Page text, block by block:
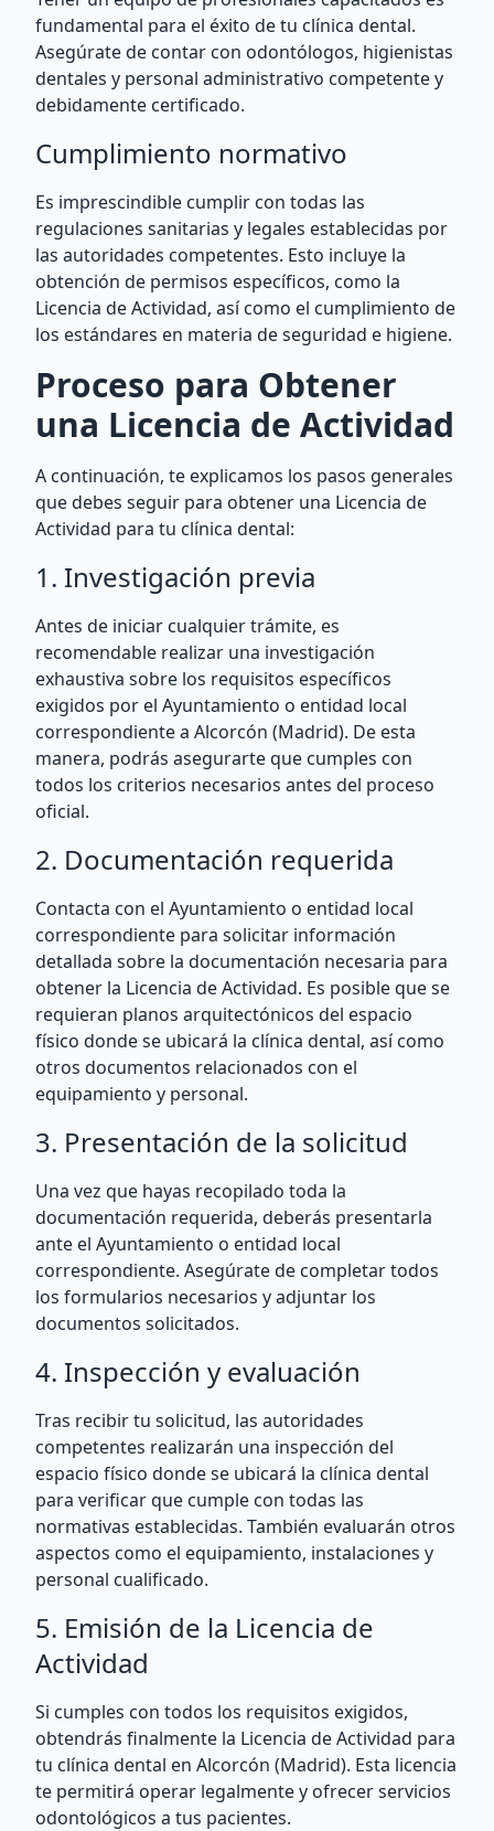
fundamental para el éxito de tu clínica dental.
Asegúrate de contar con odontólogos, higienistas
dentales y personal administrativo competente y
debidamente certificado.
Cumplimiento normativo
Es imprescindible cumplir con todas las
regulaciones sanitarias y legales establecidas por
las autoridades competentes. Esto incluye la
obtención de permisos específicos, como la
Licencia de Actividad, así como el cumplimiento de
los estándares en materia de seguridad e higiene.
Proceso para Obtener
una Licencia de Actividad
A continuación, te explicamos los pasos generales
que debes seguir para obtener una Licencia de
Actividad para tu clínica dental:
1. Investigación previa
Antes de iniciar cualquier trámite, es
recomendable realizar una investigación
exhaustiva sobre los requisitos específicos
exigidos por el Ayuntamiento o entidad local
correspondiente a Alcorcón (Madrid). De esta
manera, podrás asegurarte que cumples con
todos los criterios necesarios antes del proceso
oficial.
2. Documentación requerida
Contacta con el Ayuntamiento o entidad local
correspondiente para solicitar información
detallada sobre la documentación necesaria para
obtener la Licencia de Actividad. Es posible que se
requieran planos arquitectónicos del espacio
físico donde se ubicará la clínica dental, así como
otros documentos relacionados con el
equipamiento y personal.
3. Presentación de la solicitud
Una vez que hayas recopilado toda la
documentación requerida, deberás presentarla
ante el Ayuntamiento o entidad local
correspondiente. Asegúrate de completar todos
los formularios necesarios y adjuntar los
documentos solicitados.
4. Inspección y evaluación
Tras recibir tu solicitud, las autoridades
competentes realizarán una inspección del
espacio físico donde se ubicará la clínica dental
para verificar que cumple con todas las
normativas establecidas. También evaluarán otros
aspectos como el equipamiento, instalaciones y
personal cualificado.
5. Emisión de la Licencia de
Actividad
Si cumples con todos los requisitos exigidos,
obtendrás finalmente la Licencia de Actividad para
tu clínica dental en Alcorcón (Madrid). Esta licencia
te permitirá operar legalmente y ofrecer servicios
odontológicos a tus pacientes.